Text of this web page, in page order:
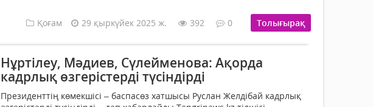
Қоғам 29 қыркүйек 2025 ж. 392 0 Толығырақ
Нұртілеу, Мәдиев, Сүлейменова: Ақорда
кадрлық өзгерістерді түсіндірді
Президенттің көмекшісі – баспасөз хатшысы Руслан Желдібай кадрлық